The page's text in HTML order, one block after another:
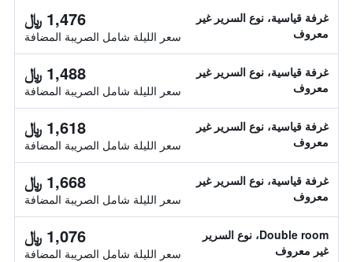
غرفة قياسية، نوع السرير غير
معروف
1,476 ﷼
سعر الليلة شامل الصريبة المضافة
غرفة قياسية، نوع السرير غير
معروف
1,488 ﷼
سعر الليلة شامل الصريبة المضافة
غرفة قياسية، نوع السرير غير
معروف
1,618 ﷼
سعر الليلة شامل الصريبة المضافة
غرفة قياسية، نوع السرير غير
معروف
1,668 ﷼
سعر الليلة شامل الصريبة المضافة
Double room، نوع السرير
غير معروف
1,076 ﷼
سعر الليلة شامل الصريبة المضافة